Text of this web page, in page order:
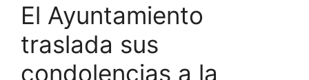
El Ayuntamiento
traslada sus
condolencias a la